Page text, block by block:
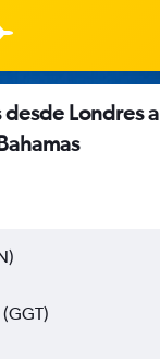
Londres a